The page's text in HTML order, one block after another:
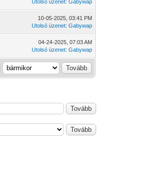
Utolsó üzenet:Gabywap
10-05-2025, 03:41 PM
Utolsó üzenet:Gabywap
04-24-2025, 07:03 AM
Utolsó üzenet:Gabywap